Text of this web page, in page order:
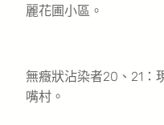
麗花圃小區。
無癥狀沾染者20、21：
嘴村。